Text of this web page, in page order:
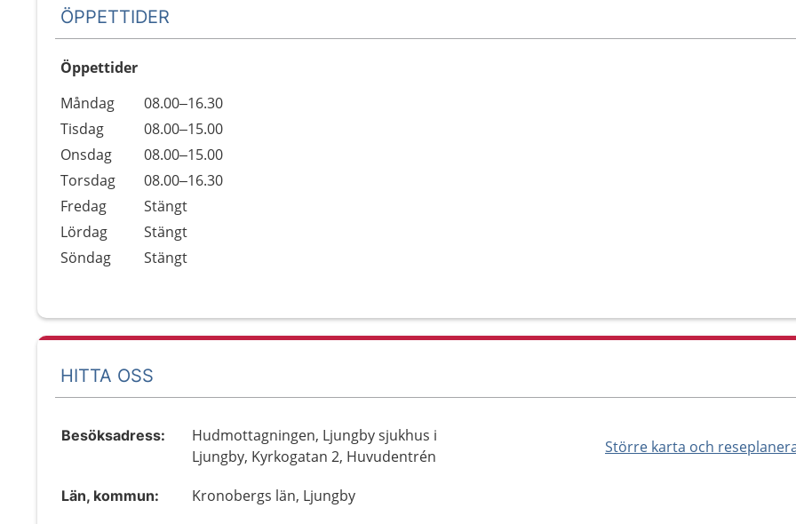
ÖPPETTIDER
Öppettider
Dag
Öppettider
Kommentarer
Måndag
08.00–16.30
Tisdag
08.00–15.00
Onsdag
08.00–15.00
Torsdag
08.00–16.30
Fredag
Stängt
Lördag
Stängt
Söndag
Stängt
HITTA OSS
Större karta och
Besöksadress:
Hudmottagningen, Ljungby sjukhus i
Ljungby, Kyrkogatan 2, Huvudentrén
Län, kommun: Kronobergs län, Ljungby